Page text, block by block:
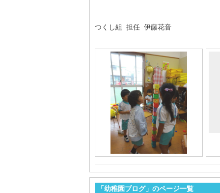
つくし組 担任 伊藤花音
「幼稚園ブログ」のページ一覧